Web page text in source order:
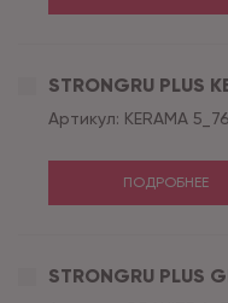
STRONGRU PLUS
Артикул: KERAMA
ПОДРОБНЕЕ
STRONGRU PLUS